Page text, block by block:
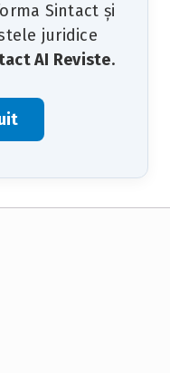
Sintact și
juridice
AI Reviste.